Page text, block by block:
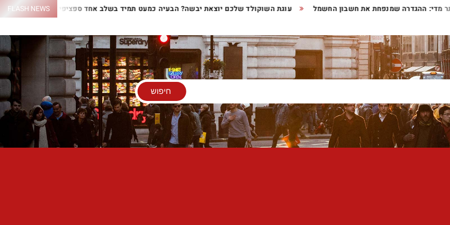
FLASH NEWSעוגת השוקולד שלכם יוצאת יבשה? הבעיה כמעט תמיד בשלב אחד ספציפי יותר מדי: ההגדרה שמנפחת את חשבון החשמל